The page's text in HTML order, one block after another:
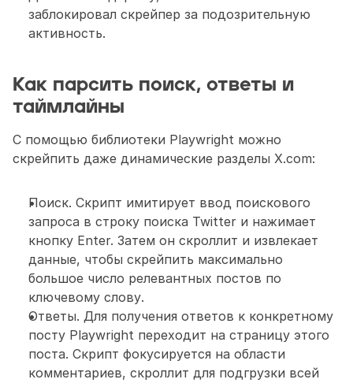
заблокировал скрейпер за подозрительную
активность.
Как парсить поиск, ответы и
таймлайны
С помощью библиотеки Playwright можно
скрейпить даже динамические разделы X.com:
Поиск. Скрипт имитирует ввод поискового
запроса в строку поиска Twitter и нажимает
кнопку Enter. Затем он скроллит и извлекает
данные, чтобы скрейпить максимально
большое число релевантных постов по
ключевому слову.
Ответы. Для получения ответов к конкретному
посту Playwright переходит на страницу этого
поста. Скрипт фокусируется на области
комментариев, скроллит для подгрузки всей